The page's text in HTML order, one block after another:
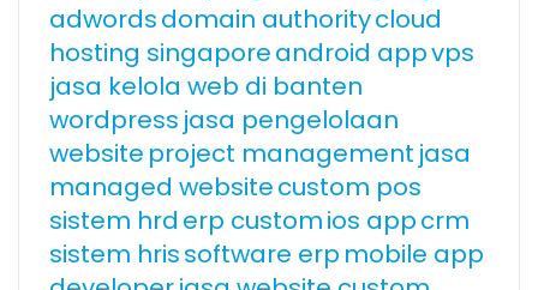
adwordsdomain authoritycloud
hosting singaporeandroid appvps
jasa kelola web di banten
wordpress jasa pengelolaan
website project management jasa
managed websitecustom pos
sistem hrd erp customios appcrm
sistem hrissoftware erp mobile app